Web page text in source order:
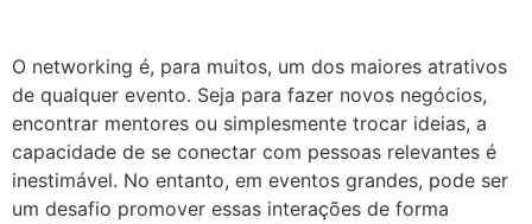
O networking é, para muitos, um dos maiores atrativos
de qualquer evento. Seja para fazer novos negócios,
encontrar mentores ou simplesmente trocar ideias, a
capacidade de se conectar com pessoas relevantes é
inestimável. No entanto, em eventos grandes, pode ser
um desafio promover essas interações de forma